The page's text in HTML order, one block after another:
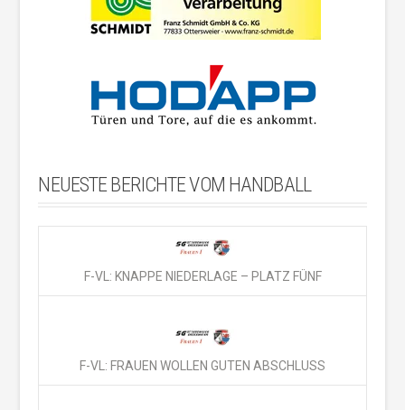
NEUESTE BERICHTE VOM HANDBALL
F-VL: KNAPPE NIEDERLAGE – PLATZ FÜNF
F-VL: FRAUEN WOLLEN GUTEN ABSCHLUSS